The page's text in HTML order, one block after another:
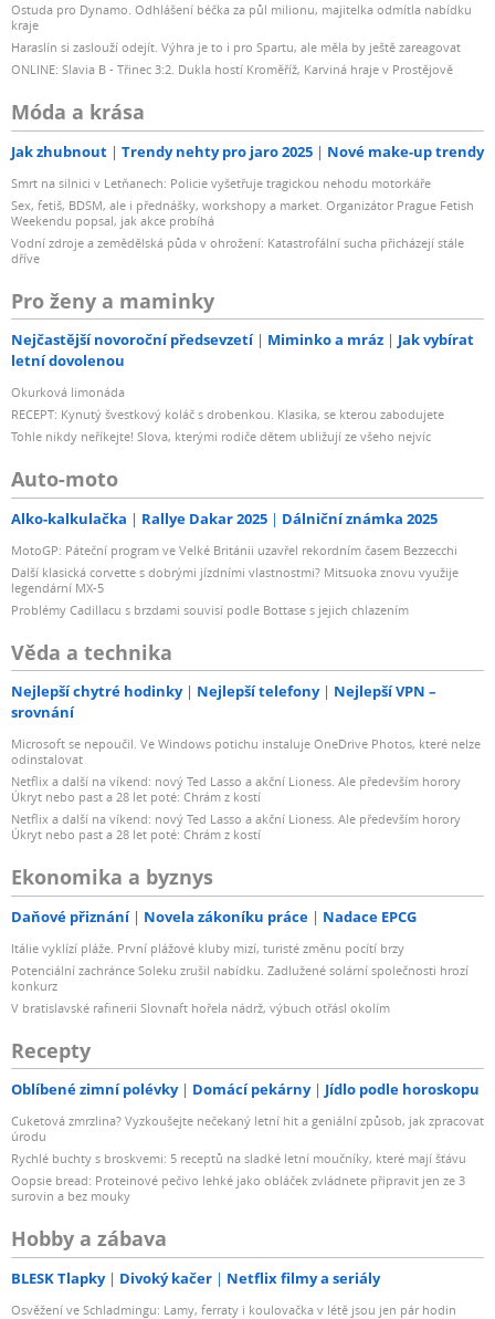
Ostuda pro Dynamo. Odhlášení béčka za půl milionu, majitelka odmítla nabídku
kraje
Haraslín si zaslouží odejít. Výhra je to i pro Spartu, ale měla by ještě zareagovat
ONLINE: Slavia B - Třinec 3:2. Dukla hostí Kroměříž, Karviná hraje v Prostějově
Móda a krása
Jak zhubnout Trendy nehty pro jaro 2025 Nové make-up trendy
Smrt na silnici v Letňanech: Policie vyšetřuje tragickou nehodu motorkáře
Sex, fetiš, BDSM, ale i přednášky, workshopy a market. Organizátor Prague Fetish
Weekendu popsal, jak akce probíhá
Vodní zdroje a zemědělská půda v ohrožení: Katastrofální sucha přicházejí stále
dříve
Pro ženy a maminky
Nejčastější novoroční předsevzetí Miminko a mráz
Jak vybírat
letní dovolenou
Okurková limonáda
RECEPT: Kynutý švestkový koláč s drobenkou. Klasika, se kterou zabodujete
Tohle nikdy neříkejte! Slova, kterými rodiče dětem ubližují ze všeho nejvíc
Auto-moto
Alko-kalkulačka Rallye Dakar 2025 Dálniční známka 2025
MotoGP: Páteční program ve Velké Británii uzavřel rekordním časem Bezzecchi
Další klasická corvette s dobrými jízdními vlastnostmi? Mitsuoka znovu využije
legendární MX-5
Problémy Cadillacu s brzdami souvisí podle Bottase s jejich chlazením
Věda a technika
Nejlepší chytré hodinky Nejlepší telefony
Nejlepší VPN –
srovnání
Microsoft se nepoučil. Ve Windows potichu instaluje OneDrive Photos, které nelze
odinstalovat
Netflix a další na víkend: nový Ted Lasso a akční Lioness. Ale především horory
Úkryt nebo past a 28 let poté: Chrám z kostí
Netflix a další na víkend: nový Ted Lasso a akční Lioness. Ale především horory
Úkryt nebo past a 28 let poté: Chrám z kostí
Ekonomika a byznys
Daňové přiznání Novela zákoníku práce Nadace EPCG
Itálie vyklízí pláže. První plážové kluby mizí, turisté změnu pocítí brzy
Potenciální zachránce Soleku zrušil nabídku. Zadlužené solární společnosti hrozí
konkurz
V bratislavské rafinerii Slovnaft hořela nádrž, výbuch otřásl okolím
Recepty
Oblíbené zimní polévky Domácí pekárny Jídlo podle horoskopu
Cuketová zmrzlina? Vyzkoušejte nečekaný letní hit a geniální způsob, jak zpracovat
úrodu
Rychlé buchty s broskvemi: 5 receptů na sladké letní moučníky, které mají šťávu
Oopsie bread: Proteinové pečivo lehké jako obláček zvládnete připravit jen ze 3
surovin a bez mouky
Hobby a zábava
BLESK Tlapky Divoký kačer Netflix filmy a seriály
Osvěžení ve Schladmingu: Lamy, ferraty i koulovačka v létě jsou jen pár hodin